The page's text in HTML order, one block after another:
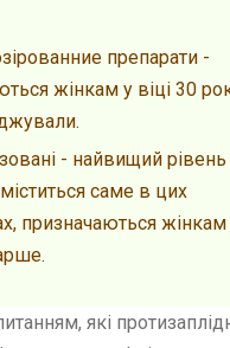
препарати -
жінкам у віці 30
- найвищий рівень
саме в цих
призначаються
які